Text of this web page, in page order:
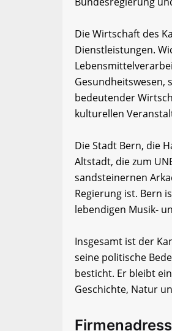
Die Wirtschaft des
Dienstleistungen.
Gesundheitswesen,
bedeutender
kulturellen
Die Stadt Bern, die
Altstadt, die zum
sandsteinernen
Regierung ist. Bern
lebendigen Musik-
Insgesamt ist der
seine politische
besticht. Er bleibt
Geschichte, Natur